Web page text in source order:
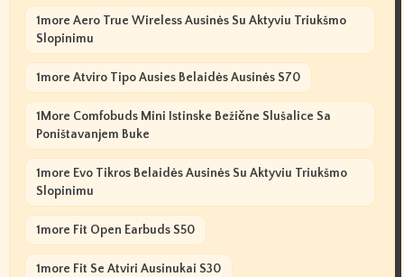
1more Aero True Wireless Ausinės Su Aktyviu Triukšmo
Slopinimu
1more Atviro Tipo Ausies Belaidės Ausinės S70
1More Comfobuds Mini Istinske Bežične Slušalice Sa
Poništavanjem Buke
1more Evo Tikros Belaidės Ausinės Su Aktyviu Triukšmo
Slopinimu
1more Fit Open Earbuds S50
1more Fit Se Atviri Ausinukai S30